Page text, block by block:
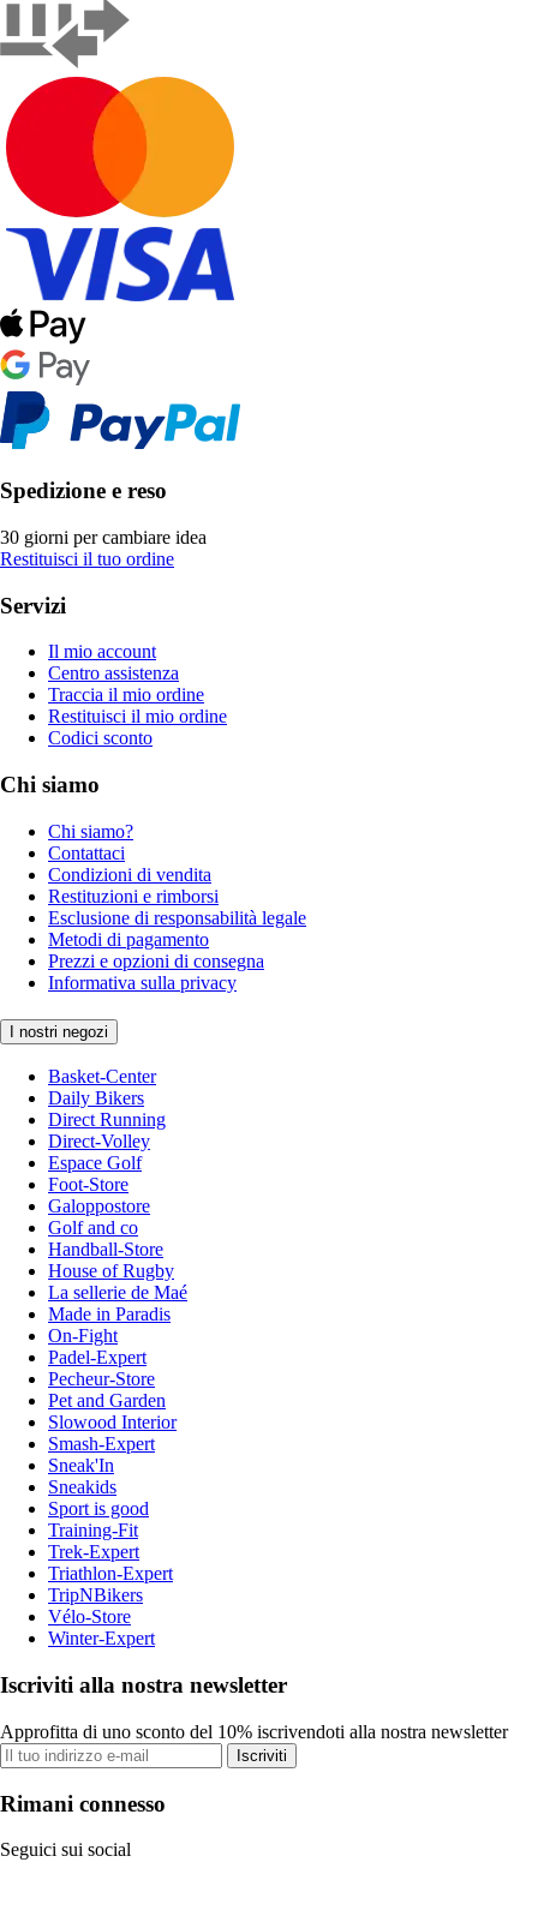
Spedizione e reso
30 giorni per cambiare idea
Restituisci il tuo ordine
Servizi
Il mio account
Centro assistenza
Traccia il mio ordine
Restituisci il mio ordine
Codici sconto
Chi siamo
Chi siamo?
Contattaci
Condizioni di vendita
Restituzioni e rimborsi
Esclusione di responsabilità legale
Metodi di pagamento
Prezzi e opzioni di consegna
Informativa sulla privacy
I nostri negozi
Basket-Center
Daily Bikers
Direct Running
Direct-Volley
Espace Golf
Foot-Store
Galoppostore
Golf and co
Handball-Store
House of Rugby
La sellerie de Maé
Made in Paradis
On-Fight
Padel-Expert
Pecheur-Store
Pet and Garden
Slowood Interior
Smash-Expert
Sneak'In
Sneakids
Sport is good
Training-Fit
Trek-Expert
Triathlon-Expert
TripNBikers
Vélo-Store
Winter-Expert
Iscriviti alla nostra newsletter
Approfitta di uno sconto del 10% iscrivendoti alla nostra newsletter
Iscriviti
Rimani connesso
Seguici sui social